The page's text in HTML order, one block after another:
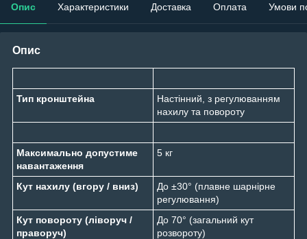
Опис Характеристики Доставка Оплата Умови
Опис
Тип кронштейна
Настінний, з регулюванням
нахилу та повороту
Максимально допустиме
навантаження
5 кг
Кут нахилу (вгору / вниз)
До ±30° (плавне шарнірне
регулювання)
Кут повороту (ліворуч /
праворуч)
До 70° (загальний кут
розвороту)